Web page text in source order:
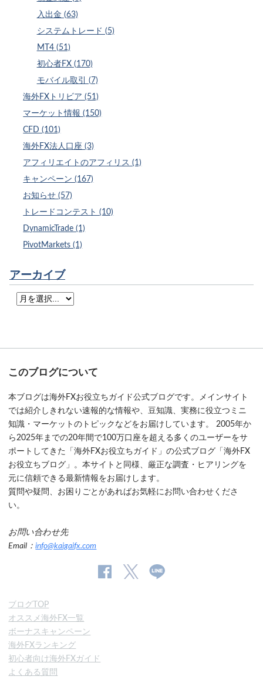
入出金 (63)
システムトレード (5)
MT4 (51)
初心者FX (170)
モバイル取引 (7)
海外FXトリビア (51)
マーケット情報 (150)
CFD (101)
海外FX法人口座 (3)
アフィリエイトのアフィリス (1)
キャンペーン (167)
お知らせ (57)
トレードコンテスト (10)
DynamicTrade (1)
PivotMarkets (1)
アーカイブ
このブログについて
本ブログは海外FXお役立ちガイド公式ブログです。メインサイト
では紹介しきれない速報的な情報や、豆知識、実務に役立つミニ
知識・マーケットのトピックなどをお届けしています。 2005年か
ら2025年までの20年間で100万口座を超える多くのユーザーをサ
ポートしてきた「海外FXお役立ちガイド」の公式ブログ「海外FX
お役立ちブログ」。本サイトと同様、厳正な調査・ヒアリングを
元に信頼できる最新情報をお届けします。
質問や疑問、お困りごとがあればお気軽にお問い合わせくださ
い。
お問い合わせ先
Email：info@kaigaifx.com
ブログTOP
オススメ海外FX一覧
ボーナスキャンペーン
海外FXランキング
初心者向け海外FXガイド
よくある質問